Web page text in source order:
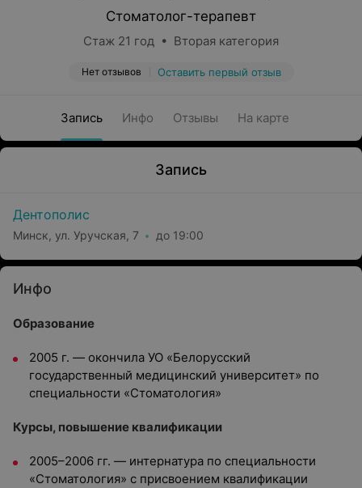
Стоматолог-терапевт
Стаж 21 год • Вторая категория
Нет отзывов Оставить первый отзыв
Запись Инфо Отзывы На карте
Запись
Дентополис
Минск, ул. Уручская, 7 до 19:00
Инфо
Образование
2005 г. — окончила УО «Белорусский
государственный медицинский университет» по
специальности «Стоматология»
Курсы, повышение квалификации
2005–2006 гг. — интернатура по специальности
«Стоматология» с присвоением квалификации